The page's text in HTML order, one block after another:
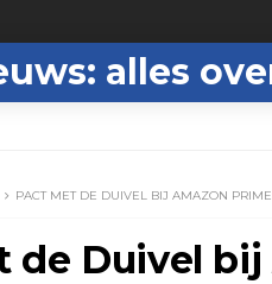
alles
PACT MET DE DUIVEL BIJ AMAZON PRIME
de Duivel